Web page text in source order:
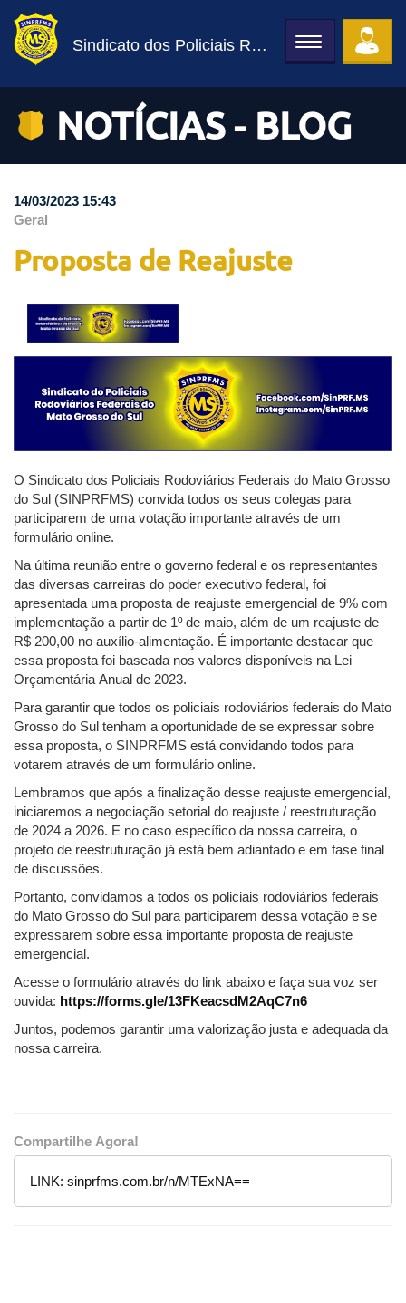
Sindicato dos Policiais Rodoviários Federais
Toggle
navigation
NOTÍCIAS - BLOG
14/03/2023 15:43
Geral
Proposta de Reajuste
O Sindicato dos Policiais Rodoviários Federais do Mato Grosso
do Sul (SINPRFMS) convida todos os seus colegas para
participarem de uma votação importante através de um
formulário online.
Na última reunião entre o governo federal e os representantes
das diversas carreiras do poder executivo federal, foi
apresentada uma proposta de reajuste emergencial de 9% com
implementação a partir de 1º de maio, além de um reajuste de
R$ 200,00 no auxílio-alimentação. É importante destacar que
essa proposta foi baseada nos valores disponíveis na Lei
Orçamentária Anual de 2023.
Para garantir que todos os policiais rodoviários federais do Mato
Grosso do Sul tenham a oportunidade de se expressar sobre
essa proposta, o SINPRFMS está convidando todos para
votarem através de um formulário online.
Lembramos que após a finalização desse reajuste emergencial,
iniciaremos a negociação setorial do reajuste / reestruturação
de 2024 a 2026. E no caso específico da nossa carreira, o
projeto de reestruturação já está bem adiantado e em fase final
de discussões.
Portanto, convidamos a todos os policiais rodoviários federais
do Mato Grosso do Sul para participarem dessa votação e se
expressarem sobre essa importante proposta de reajuste
emergencial.
Acesse o formulário através do link abaixo e faça sua voz ser
ouvida: https://forms.gle/13FKeacsdM2AqC7n6
Juntos, podemos garantir uma valorização justa e adequada da
nossa carreira.
Compartilhe Agora!
LINK: sinprfms.com.br/n/MTExNA==